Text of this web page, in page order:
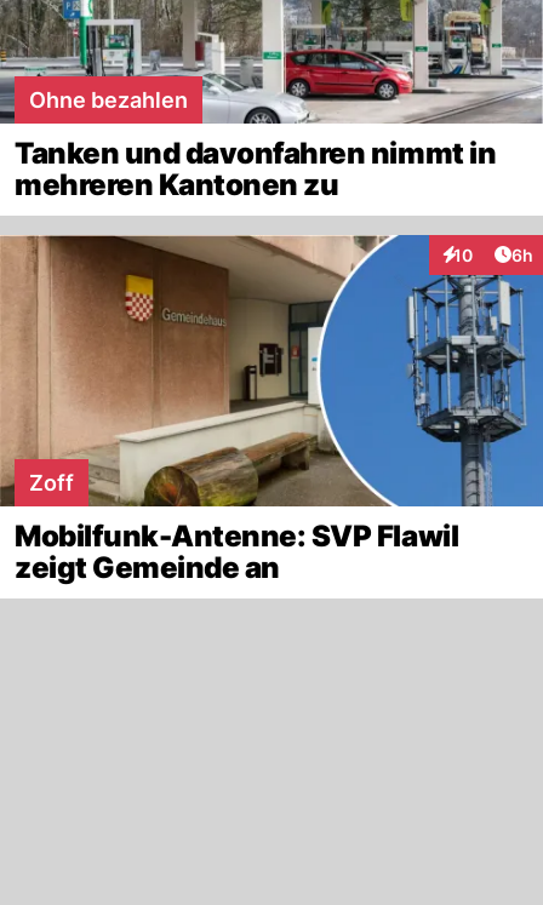
Ohne bezahlen
Tanken und davonfahren nimmt in
mehreren Kantonen zu
10
Interaktionen
6h
Zoff
Mobilfunk-Antenne: SVP Flawil
zeigt Gemeinde an